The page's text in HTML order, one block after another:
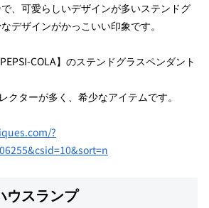
、可愛らしいデザインが多いステンドグ
デザインがかっこいい印象です。
COLA】のステンドグラスペンダント
クターが多く、希少なアイテムです。
?
ウスランプ